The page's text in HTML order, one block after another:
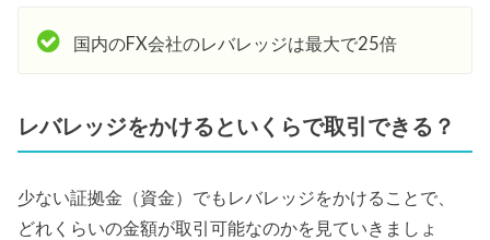
国内のFX会社のレバレッジは最大で25倍
レバレッジをかけるといくらで取引できる？
少ない証拠金（資金）でもレバレッジをかけることで、
どれくらいの金額が取引可能なのかを見ていきましょ